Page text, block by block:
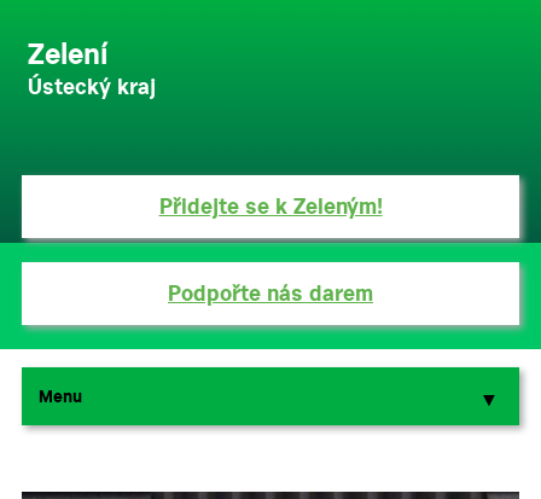
Zelení
Ústecký kraj
Přidejte se k Zeleným!
Podpořte nás darem
Menu ▼
▼